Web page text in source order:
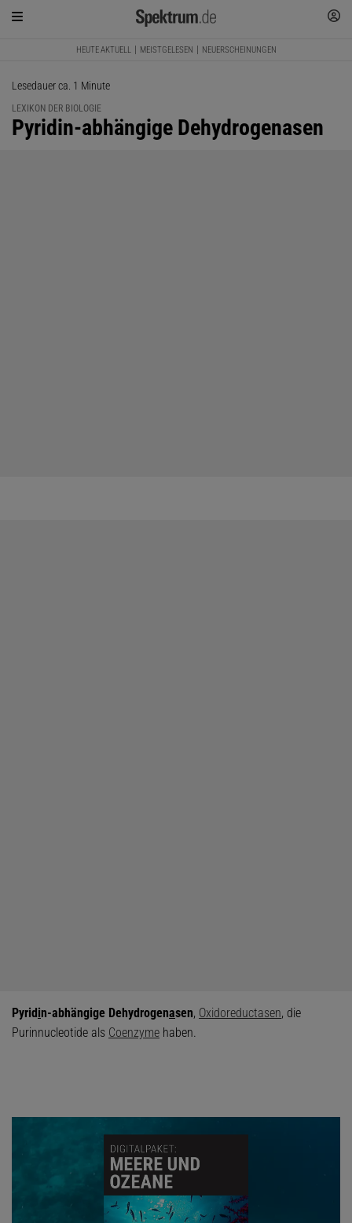
HEUTE AKTUELL MEISTGELESEN NEUERSCHEINUNGEN
Lesedauer ca. 1 Minute
LEXIKON DER BIOLOGIE
:
Pyridin-abhängige Dehydrogenasen
Pyridin-abhängige Dehydrogenasen, Oxidoreductasen, die
Purinnucleotide als Coenzyme haben.